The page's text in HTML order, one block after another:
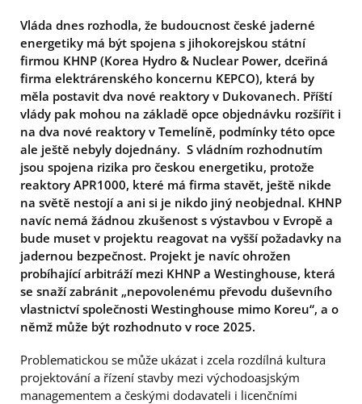
Vláda dnes rozhodla, že budoucnost české jaderné
energetiky má být spojena s jihokorejskou státní
firmou KHNP (Korea Hydro & Nuclear Power, dceřiná
firma elektrárenského koncernu KEPCO), která by
měla postavit dva nové reaktory v Dukovanech. Příští
vlády pak mohou na základě opce objednávku rozšířit i
na dva nové reaktory v Temelíně, podmínky této opce
ale ještě nebyly dojednány. S vládním rozhodnutím
jsou spojena rizika pro českou energetiku, protože
reaktory APR1000, které má firma stavět, ještě nikde
na světě nestojí a ani si je nikdo jiný neobjednal. KHNP
navíc nemá žádnou zkušenost s výstavbou v Evropě a
bude muset v projektu reagovat na vyšší požadavky na
jadernou bezpečnost. Projekt je navíc ohrožen
probíhající arbitráží mezi KHNP a Westinghouse, která
se snaží zabránit „nepovolenému převodu duševního
vlastnictví společnosti Westinghouse mimo Koreu“, a o
němž může být rozhodnuto v roce 2025.
Problematickou se může ukázat i zcela rozdílná kultura
projektování a řízení stavby mezi východoasjským
managementem a českými dodavateli i licenčními